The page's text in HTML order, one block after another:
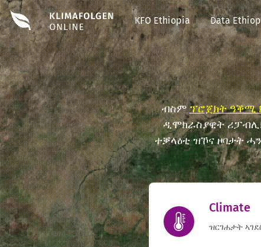
#EDIT#
KFO Ethiopia
Data
ብስምፕሮጀክት ዓቕሚ
ዲሞክራስያዊት
ተቓላዕቲ ዝኾና ዞባታት
Climate
ዝርገሐታት